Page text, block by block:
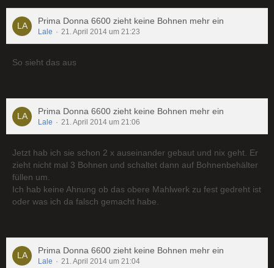
Prima Donna 6600 zieht keine Bohnen mehr ein
Lale 21. April 2014 um 21:23
So sieht das aus
Prima Donna 6600 zieht keine Bohnen mehr ein
Lale 21. April 2014 um 21:06
Jetzt hab ich sie schon 2 x auseinander gebaut und nix geht. Er
zieht nicht mal 3 Bohnen und schaltet dann auf Bohnenbehälter
füllen um.
Ich hab keine Ahnung ob das obere Mahlwerk zu fest gedreht ist
oder was ich da falsch gemacht habe.
Prima Donna 6600 zieht keine Bohnen mehr ein
Lale 21. April 2014 um 21:04